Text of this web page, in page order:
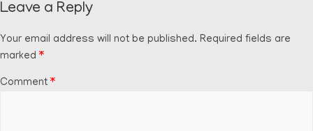
Leave a Reply
Your email address will not be published. Required fields are
marked *
Comment *